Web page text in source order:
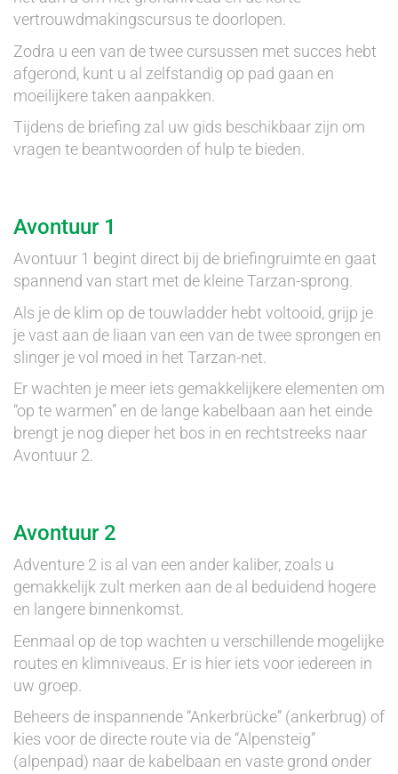
vertrouwdmakingscursus te doorlopen.
Zodra u een van de twee cursussen met succes hebt
afgerond, kunt u al zelfstandig op pad gaan en
moeilijkere taken aanpakken.
Tijdens de briefing zal uw gids beschikbaar zijn om
vragen te beantwoorden of hulp te bieden.
Avontuur 1
Avontuur 1 begint direct bij de briefingruimte en gaat
spannend van start met de kleine Tarzan-sprong.
Als je de klim op de touwladder hebt voltooid, grijp je
je vast aan de liaan van een van de twee sprongen en
slinger je vol moed in het Tarzan-net.
Er wachten je meer iets gemakkelijkere elementen om
“op te warmen” en de lange kabelbaan aan het einde
brengt je nog dieper het bos in en rechtstreeks naar
Avontuur 2.
Avontuur 2
Adventure 2 is al van een ander kaliber, zoals u
gemakkelijk zult merken aan de al beduidend hogere
en langere binnenkomst.
Eenmaal op de top wachten u verschillende mogelijke
routes en klimniveaus. Er is hier iets voor iedereen in
uw groep.
Beheers de inspannende “Ankerbrücke” (ankerbrug) of
kies voor de directe route via de “Alpensteig”
(alpenpad) naar de kabelbaan en vaste grond onder